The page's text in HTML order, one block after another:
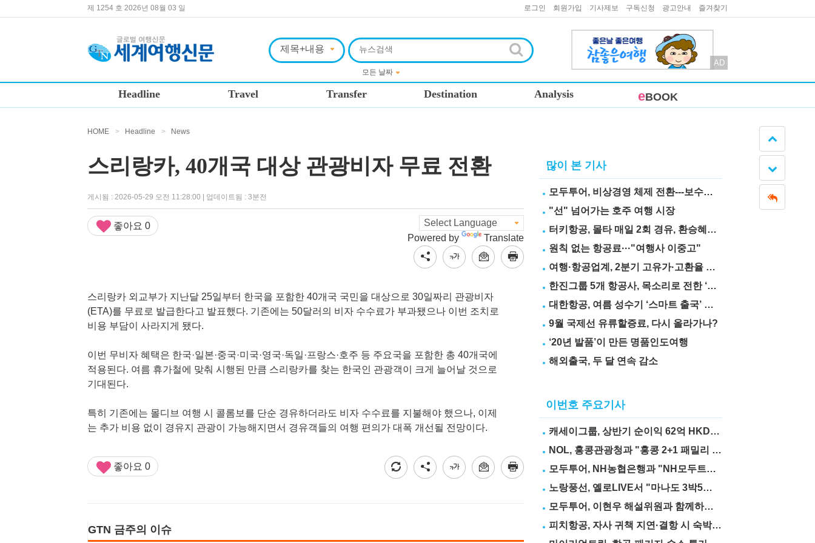
제 1254 호 2026년 08월 03 일 로그인 회원가입 기사제보 구독신청 광고안내 즐겨찾기
AD
Headline Travel Transfer Destination Analysis eBOOK
HOME > Headline > News
스리랑카, 40개국 대상 관광비자 무료 전환
게시됨 : 2026-05-29 오전 11:28:00 | 업데이트됨 : 3분전
좋아요 0
Powered by
Translate
스리랑카 외교부가 지난달 25일부터 한국을 포함한 40개국 국민을 대상으로 30일짜리 관광비자
(ETA)를 무료로 발급한다고 발표했다. 기존에는 50달러의 비자 수수료가 부과됐으나 이번 조치로
비용 부담이 사라지게 됐다.
이번 무비자 혜택은 한국·일본·중국·미국·영국·독일·프랑스·호주 등 주요국을 포함한 총 40개국에
적용된다. 여름 휴가철에 맞춰 시행된 만큼 스리랑카를 찾는 한국인 관광객이 크게 늘어날 것으로
기대된다.
특히 기존에는 몰디브 여행 시 콜롬보를 단순 경유하더라도 비자 수수료를 지불해야 했으나, 이제
는 추가 비용 없이 경유지 관광이 가능해지면서 경유객들의 여행 편의가 대폭 개선될 전망이다.
좋아요 0
GTN 금주의 이슈
많이 본 기사
모두투어, 비상경영 체제 전환---보수도 삭감
"선" 넘어가는 호주 여행 시장
터키항공, 몰타 매일 2회 경유, 환승혜택 눈길
원칙 없는 항공료···"여행사 이중고"
여행·항공업계, 2분기 고유가·고환율 직격탄
한진그룹 5개 항공사, 목소리로 전한 ‘재능기부’
대한항공, 여름 성수기 ‘스마트 출국’ 꿀팁 3가지 공개
9월 국제선 유류할증료, 다시 올라가나?
‘20년 발품’이 만든 명품인도여행
해외출국, 두 달 연속 감소
이번호 주요기사
캐세이그룹, 상반기 순이익 62억 HKD… 전년比 67.6%↑
NOL, 홍콩관광청과 "홍콩 2+1 패밀리 프로모션" 실시
모두투어, NH농협은행과 "NH모두트래블리적금" 출시
노랑풍선, 옐로LIVE서 "마나도 3박5일" 상품 선보여
모두투어, 이현우 해설위원과 함께하는 "MLB 직관 컨셉투어" 출시
피치항공, 자사 귀책 지연·결항 시 숙박·교통비 보상제 도입